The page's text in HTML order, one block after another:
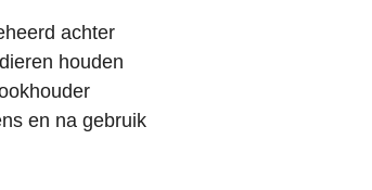
achter
houden
en na gebruik